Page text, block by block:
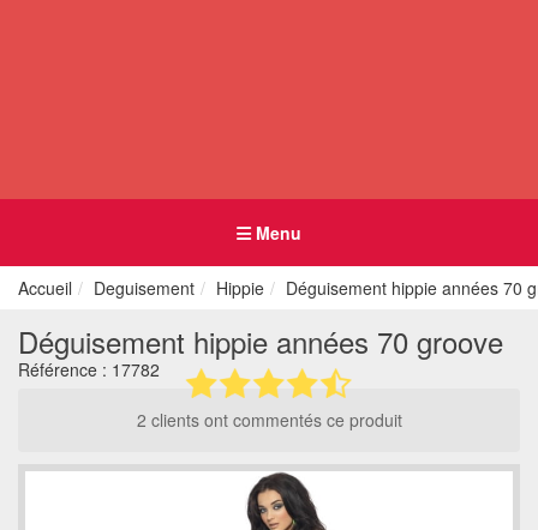
Menu
Accueil Deguisement Hippie Déguisement hippie années 70
Déguisement hippie années 70 groove
Référence : 17782
2 clients ont commentés ce produit